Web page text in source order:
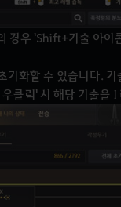
경우 'Shift+기술 아이
화할 수 있습니다. 기
클릭' 시 해당 기술을